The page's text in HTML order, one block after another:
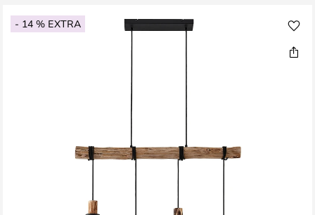
- 14 % EXTRA
Zum
Ende